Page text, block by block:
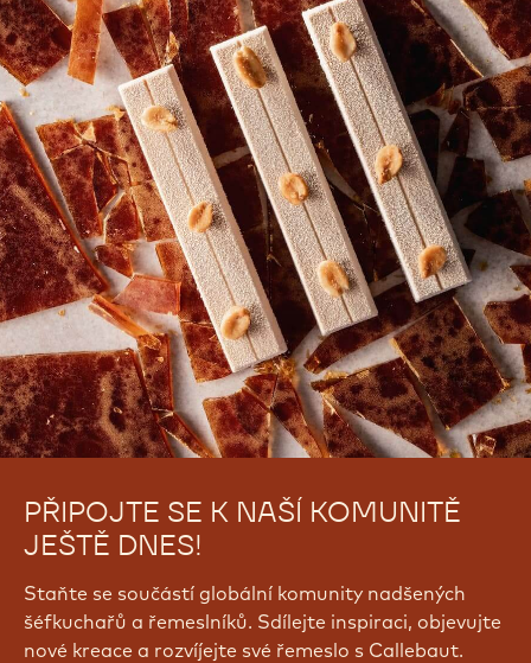
PŘIPOJTE SE K NAŠÍ KOMUNITĚ
JEŠTĚ DNES!
Staňte se součástí globální komunity nadšených
šéfkuchařů a řemeslníků. Sdílejte inspiraci, objevujte
nové kreace a rozvíjejte své řemeslo s Callebaut.